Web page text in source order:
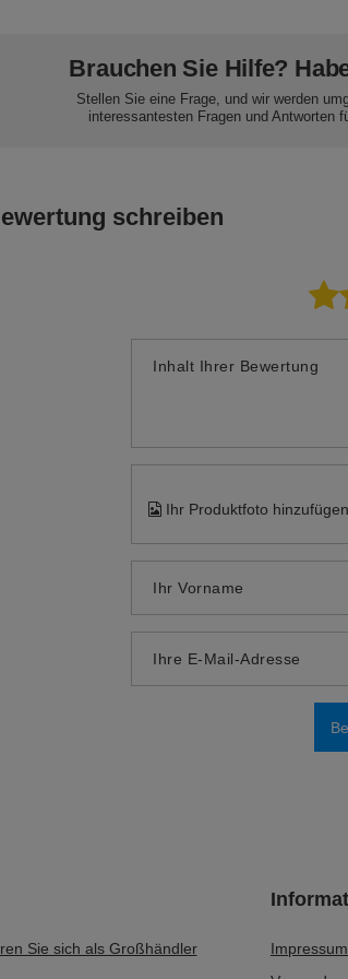
Brauchen Sie Hilfe?
Stellen Sie eine Frage, und wir werden
interessantesten Fragen und Antworten
schreiben
Inhalt Ihrer Bewertung
Ihr Produktfoto
Ihr Vorname
Ihre E-Mail-Adresse
Sie sich als Großhändler
Impressum